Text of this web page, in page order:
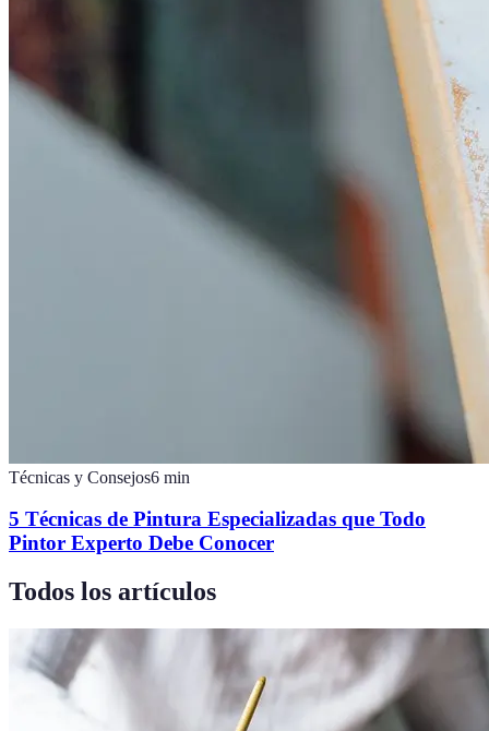
Técnicas y Consejos6 min
5 Técnicas de Pintura Especializadas que Todo
Pintor Experto Debe Conocer
Todos los artículos